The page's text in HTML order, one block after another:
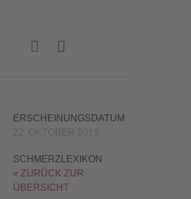
 
ERSCHEINUNGSDATUM
22. OKTOBER 2019
SCHMERZLEXIKON
« ZURÜCK ZUR
ÜBERSICHT